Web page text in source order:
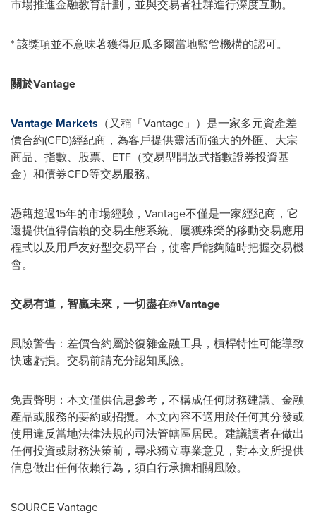
市場推進金融教育計劃，並與交易者社群進行深度互動。
* 該獎項並不意味著獲得厄瓜多爾當地監管機構的認可。
關於Vantage
Vantage Markets （又稱「Vantage」）是一家多元資產差
價合約(CFD)經紀商，為客戶提供靈活而強大的外匯、大宗
商品、指數、股票、ETF（交易型開放式指數證券投資基
金）和債券CFD等交易服務。
憑藉超過15年的市場經驗，Vantage不僅是一家經紀商，它
還提供值得信賴的交易生態系統、屢獲殊榮的移動交易應用
程式以及用戶友好型交易平台，使客戶能夠隨時把握交易機
會。
交易有道，智贏未來，一切盡在@Vantage
風險警告：差價合約屬於復雜金融工具，槓桿特性可能導致
快速虧損。交易前請充分認知風險。
免責聲明：本文僅供信息參考，不構成任何財務建議、金融
產品或服務的要約或招攬。本文內容不適用於任何其分發或
使用違反當地法律法規的司法管轄區居民。建議讀者在做出
任何投資或財務決策前，尋求獨立專業意見，對本文所提供
信息做出任何依賴行為，須自行承擔相關風險。
SOURCE Vantage